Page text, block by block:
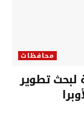
محافظات
لبحث تطوير